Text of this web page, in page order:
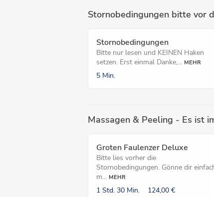
Stornobedingungen bitte vor
Stornobedingungen
Bitte nur lesen und KEINEN Haken
setzen. Erst einmal Danke,... MEHR
5 Min.
Massagen & Peeling - Es ist
Groten Faulenzer Deluxe
Bitte lies vorher die
Stornobedingungen. Gönne dir
m... MEHR
1 Std. 30 Min. 124,00 €